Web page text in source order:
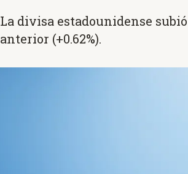
La divisa estadounidense
anterior (+0.62%).